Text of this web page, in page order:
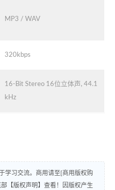
MP3 / WAV
320kbps
16-Bit Stereo 16位立体声, 44.1
kHz
学习交流。商用请至[商用版权购
【版权声明】查看！因版权产生